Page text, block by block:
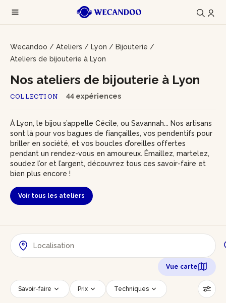
Wecandoo / Ateliers / Lyon / Bijouterie /
Ateliers de bijouterie à Lyon
COLLECTION 44 expériences
Nos ateliers de bijouterie à Lyon
À Lyon, le bijou s’appelle Cécile, ou Savannah... Nos artisans
sont là pour vos bagues de fiançailles, vos pendentifs pour
briller en société, et vos boucles d’oreilles offertes
pendant un rendez-vous en amoureux. Émaillez, martelez,
soudez l’or et l’argent, découvrez tous ces savoir-faire et
bien plus encore !
Voir tous les ateliers
Vue carte
Savoir-faire Prix Techniques